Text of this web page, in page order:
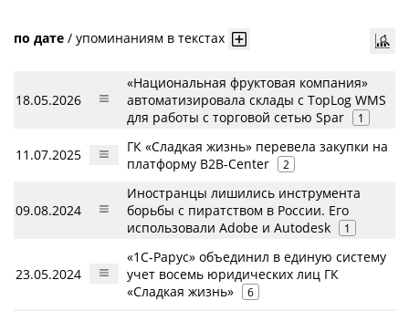
по дате / упоминаниям в текстах
18.05.2026
«Национальная фруктовая компания»
автоматизировала склады с TopLog WMS
для работы с торговой сетью Spar
1
11.07.2025
ГК «Сладкая жизнь» перевела закупки на
платформу B2B-Center
2
09.08.2024
Иностранцы лишились инструмента
борьбы с пиратством в России. Его
использовали Adobe и Autodesk
1
23.05.2024
«1С-Рарус» объединил в единую систему
учет восемь юридических лиц ГК
«Сладкая жизнь»
6